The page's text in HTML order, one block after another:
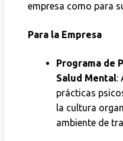
empresa como para
Para la Empresa
Programa de
Salud Mental:
prácticas
la cultura
ambiente de